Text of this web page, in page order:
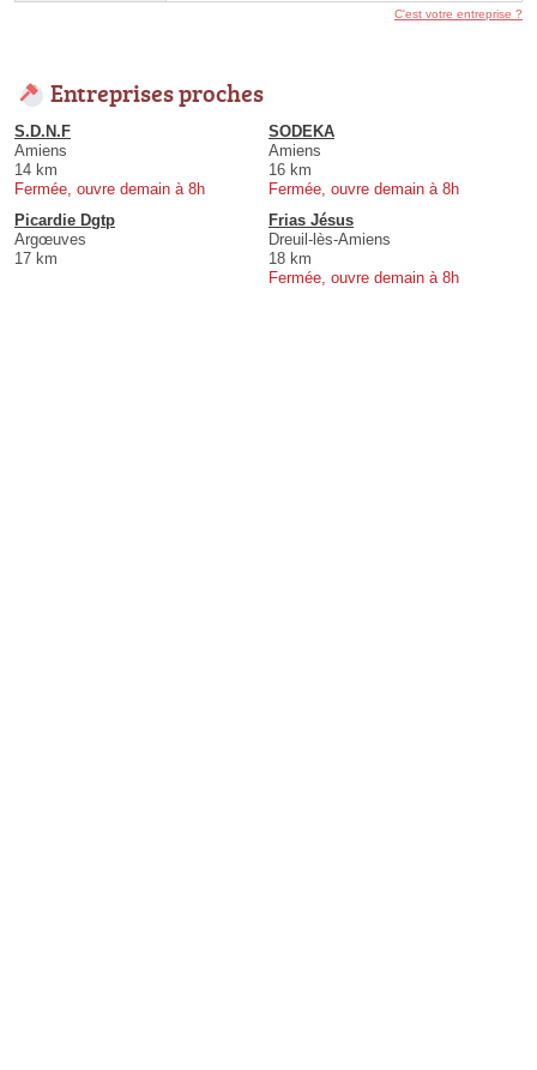
C'est votre entreprise ?
Entreprises proches
S.D.N.F
Amiens
14 km
Fermée, ouvre demain à 8h
SODEKA
Amiens
16 km
Fermée, ouvre demain à 8h
Picardie Dgtp
Argœuves
17 km
Frias Jésus
Dreuil-lès-Amiens
18 km
Fermée, ouvre demain à 8h